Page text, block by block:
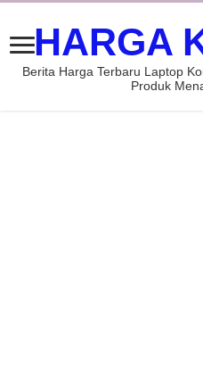
HARGA
Berita Harga Terbaru Laptop
Produk